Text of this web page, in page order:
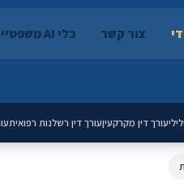
צור קשר כלי AI משפטיים
עורך דין מקרקעיןעורך דין רשלנות רפואית